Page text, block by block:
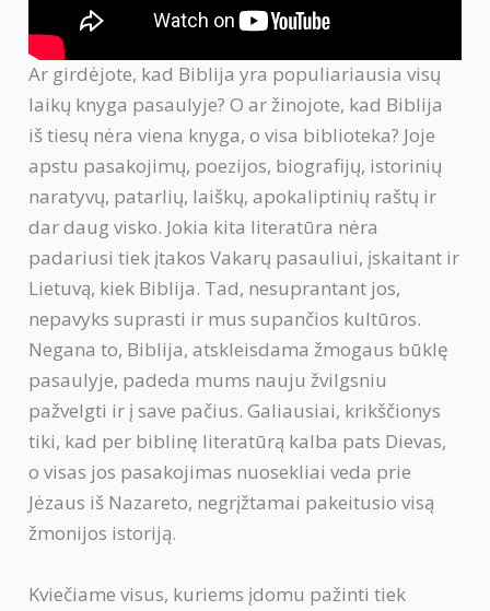
Ar girdėjote, kad Biblija yra populiariausia visų
laikų knyga pasaulyje? O ar žinojote, kad Biblija
iš tiesų nėra viena knyga, o visa biblioteka? Joje
apstu pasakojimų, poezijos, biografijų, istorinių
naratyvų, patarlių, laiškų, apokaliptinių raštų ir
dar daug visko. Jokia kita literatūra nėra
padariusi tiek įtakos Vakarų pasauliui, įskaitant ir
Lietuvą, kiek Biblija. Tad, nesuprantant jos,
nepavyks suprasti ir mus supančios kultūros.
Negana to, Biblija, atskleisdama žmogaus būklę
pasaulyje, padeda mums nauju žvilgsniu
pažvelgti ir į save pačius. Galiausiai, krikščionys
tiki, kad per biblinę literatūrą kalba pats Dievas,
o visas jos pasakojimas nuosekliai veda prie
Jėzaus iš Nazareto, negrįžtamai pakeitusio visą
žmonijos istoriją.
Kviečiame visus, kuriems įdomu pažinti tiek